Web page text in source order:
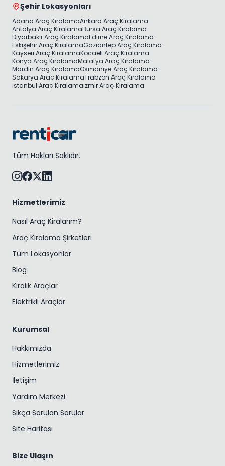
Şehir Lokasyonları
Adana Araç KiralamaAnkara Araç Kiralama
Antalya Araç KiralamaBursa Araç Kiralama
Diyarbakır Araç KiralamaEdirne Araç Kiralama
Eskişehir Araç KiralamaGaziantep Araç Kiralama
Kayseri Araç KiralamaKocaeli Araç Kiralama
Konya Araç KiralamaMalatya Araç Kiralama
Mardin Araç KiralamaOsmaniye Araç Kiralama
Sakarya Araç KiralamaTrabzon Araç Kiralama
İstanbul Araç Kiralamaİzmir Araç Kiralama
Tüm Hakları Saklıdır.
Hizmetlerimiz
Nasıl Araç Kiralarım?
Araç Kiralama Şirketleri
Tüm Lokasyonlar
Blog
Kiralık Araçlar
Elektrikli Araçlar
Kurumsal
Hakkımızda
Hizmetlerimiz
İletişim
Yardım Merkezi
Sıkça Sorulan Sorular
Site Haritası
Bize Ulaşın